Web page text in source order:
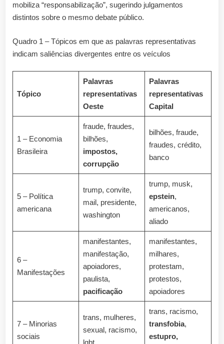
mobiliza “responsabilização”, sugerindo julgamentos
distintos sobre o mesmo debate público.
Quadro 1 – Tópicos em que as palavras representativas
indicam saliências divergentes entre os veículos
Tópico
Palavras
representativas
Oeste
Palavras
representativas
Capital
1 – Economia
Brasileira
fraude, fraudes,
bilhões,
impostos,
corrupção
bilhões, fraude,
fraudes, crédito,
banco
5 – Política
americana
trump, convite,
mail, presidente,
washington
trump, musk,
epstein,
americanos,
aliado
6 –
Manifestações
manifestantes,
manifestação,
apoiadores,
paulista,
pacificação
manifestantes,
milhares,
protestam,
protestos,
apoiadores
7 – Minorias
sociais
trans, mulheres,
sexual, racismo,
trans, racismo,
transfobia,
estupro,